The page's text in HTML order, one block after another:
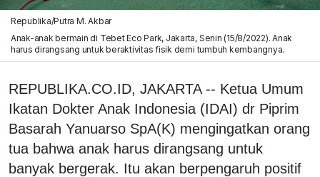
Republika/Putra M. Akbar
Anak-anak bermain di Tebet Eco Park, Jakarta, Senin (15/8/2022). Anak
harus dirangsang untuk beraktivitas fisik demi tumbuh kembangnya.
REPUBLIKA.CO.ID, JAKARTA -- Ketua Umum
Ikatan Dokter Anak Indonesia (IDAI) dr Piprim
Basarah Yanuarso SpA(K) mengingatkan orang
tua bahwa anak harus dirangsang untuk
banyak bergerak. Itu akan berpengaruh positif